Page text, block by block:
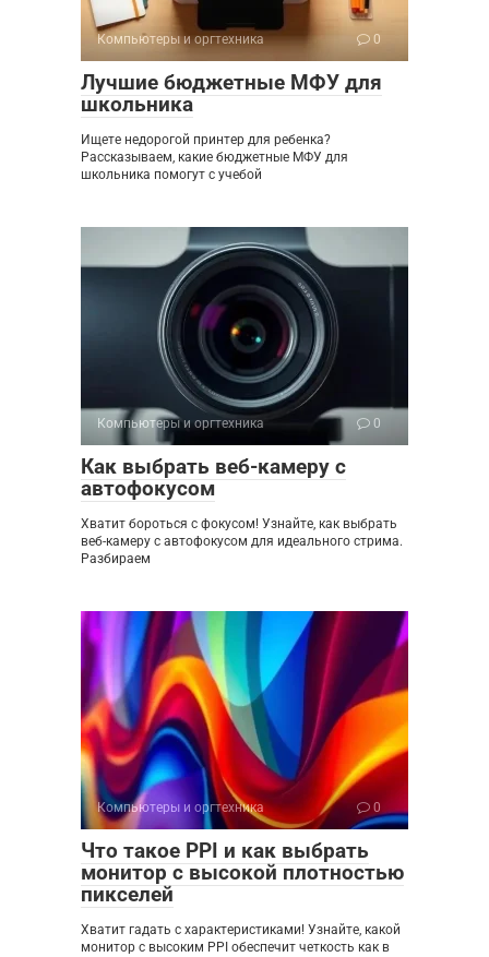
Компьютеры и оргтехника 0
Лучшие бюджетные МФУ для
школьника
Ищете недорогой принтер для ребенка?
Рассказываем, какие бюджетные МФУ для
школьника помогут с учебой
Компьютеры и оргтехника 0
Как выбрать веб-камеру с
автофокусом
Хватит бороться с фокусом! Узнайте, как выбрать
веб-камеру с автофокусом для идеального стрима.
Разбираем
Компьютеры и оргтехника 0
Что такое PPI и как выбрать
монитор с высокой плотностью
пикселей
Хватит гадать с характеристиками! Узнайте, какой
монитор с высоким PPI обеспечит четкость как в